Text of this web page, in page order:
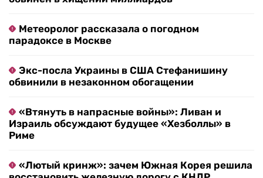
Метеоролог рассказала о погодном
парадоксе в Москве
Экс-посла Украины в США Стефанишину
обвинили в незаконном обогащении
«Втянуть в напрасные войны»: Ливан и
Израиль обсуждают будущее «Хезболлы» в
Риме
«Лютый кринж»: зачем Южная Корея решила